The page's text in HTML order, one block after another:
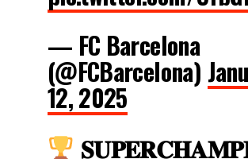
— FC Barcelona
(@FCBarcelona)
12, 2025